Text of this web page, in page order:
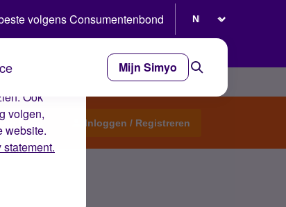
op de
Ook
volgen,
website.
volgens Consumentenbond
Mijn Simyo
topic Inloggen / Registreren